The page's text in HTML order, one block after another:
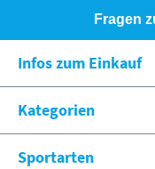
Fragen
Infos zum Einkauf
Kategorien
Sportarten